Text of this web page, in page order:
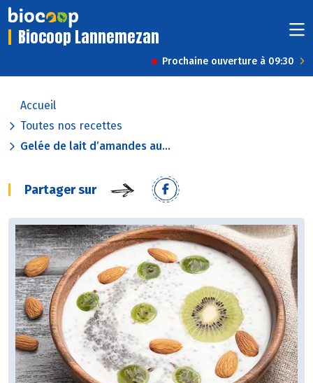
Biocoop Lannemezan
Prochaine ouverture à 09:30
Accueil
Toutes nos recettes
Gelée de lait d’amandes au...
Partager sur